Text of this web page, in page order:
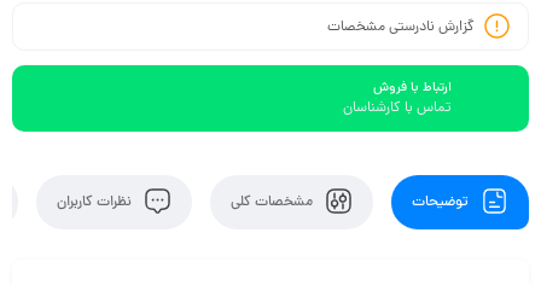
گزارش نادرستی مشخصات
ارتباط با فروش
تماس با کارشناسان
توضیحات مشخصات کلی نظرات کاربران